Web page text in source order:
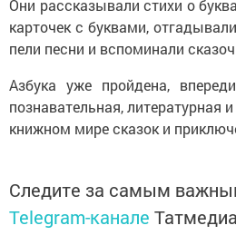
Они рассказывали стихи о
карточек с буквами,
пели песни и вспоминали
Азбука уже пройдена,
познавательная, литературная
книжном мире сказок и
Следите за самым
Telegram-канале Татмедиа